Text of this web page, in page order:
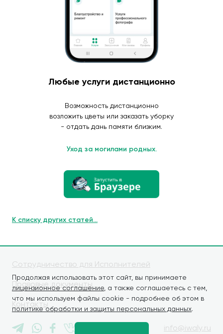
Продолжая использовать этот сайт, вы принимаете
лицензионное соглашение , а также соглашаетесь с тем,
что мы используем файлы cookie - подробнее об этом в
политике обработки и защиты персональных данных.
Любые услуги дистанционно
Возможность дистанционно
возложить цветы или заказать уборку
- отдать дань памяти близким.
Уход за могилами родных.
К списку других статей...
Сотрудничество для Исполнителей
Правовые документы
Контакты
info@iwaly.ru